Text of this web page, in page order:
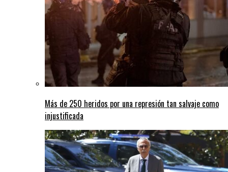
Más de 250 heridos por una represión tan salvaje como
injustificada